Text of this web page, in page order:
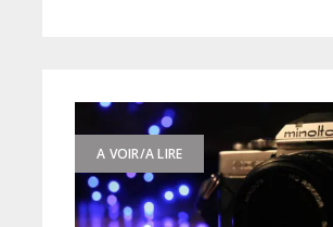
A VOIR/A LIRE